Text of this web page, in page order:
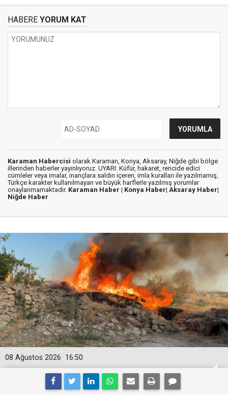
HABERE YORUM KAT
Karaman Habercisi olarak Karaman, Konya, Aksaray, Niğde gibi bölge
illerinden haberler yayınlıyoruz. UYARI: Küfür, hakaret, rencide edici
cümleler veya imalar, inançlara saldırı içeren, imla kuralları ile yazılmamış,
Türkçe karakter kullanılmayan ve büyük harflerle yazılmış yorumlar
onaylanmamaktadır. Karaman Haber | Konya Haber| Aksaray Haber|
Niğde Haber
16:50
08 Ağustos 2026